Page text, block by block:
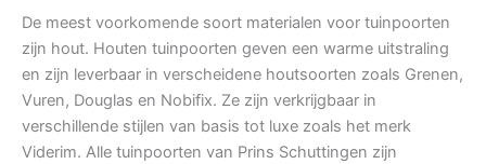
De meest voorkomende soort materialen voor tuinpoorten
zijn hout. Houten tuinpoorten geven een warme uitstraling
en zijn leverbaar in verscheidene houtsoorten zoals Grenen,
Vuren, Douglas en Nobifix. Ze zijn verkrijgbaar in
verschillende stijlen van basis tot luxe zoals het merk
Viderim. Alle tuinpoorten van Prins Schuttingen zijn